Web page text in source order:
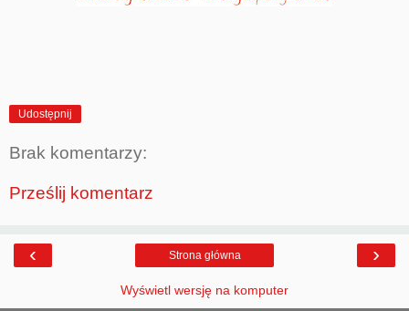
Udostępnij
Brak komentarzy:
Prześlij komentarz
‹ ›
Strona główna
Wyświetl wersję na komputer